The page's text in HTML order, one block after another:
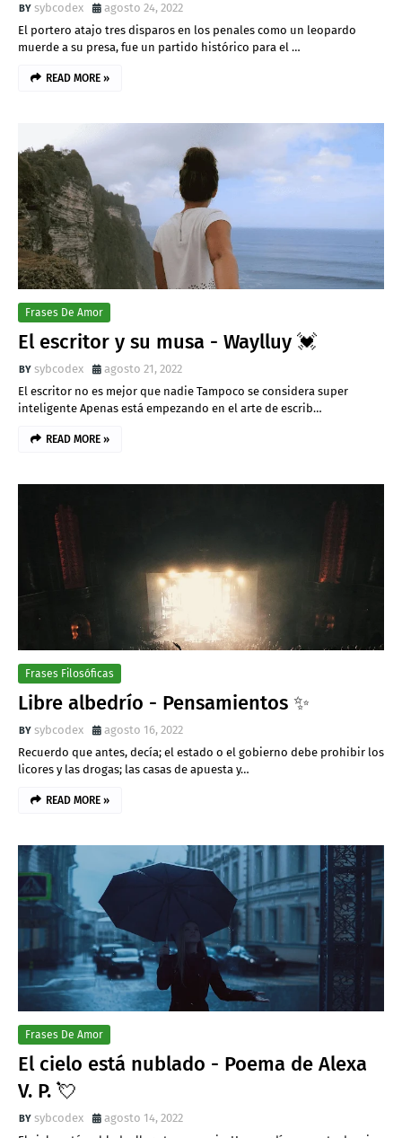
sybcodex
agosto 24, 2022
El portero atajo tres disparos en los penales como un leopardo
muerde a su presa, fue un partido histórico para el …
READ MORE »
Frases De Amor
El escritor y su musa - Waylluy 💓
sybcodex
agosto 21, 2022
El escritor no es mejor que nadie Tampoco se considera super
inteligente Apenas está empezando en el arte de escrib…
READ MORE »
Frases Filosóficas
Libre albedrío - Pensamientos ✨
sybcodex
agosto 16, 2022
Recuerdo que antes, decía; el estado o el gobierno debe prohibir los
licores y las drogas; las casas de apuesta y…
READ MORE »
Frases De Amor
El cielo está nublado - Poema de Alexa
V. P. 💘
sybcodex
agosto 14, 2022